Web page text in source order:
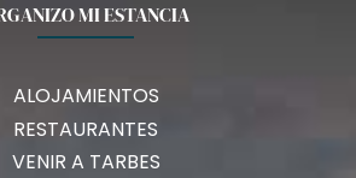
MI ESTANCIA
ALOJAMIENTOS
RESTAURANTES
VENIR A TARBES